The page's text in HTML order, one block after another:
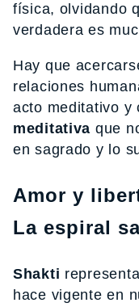
física, olvidando
verdadera es
Hay que
relaciones
acto meditativo y
meditativa que
en sagrado y lo
Amor y
La espiral
Shakti
hace vigente en